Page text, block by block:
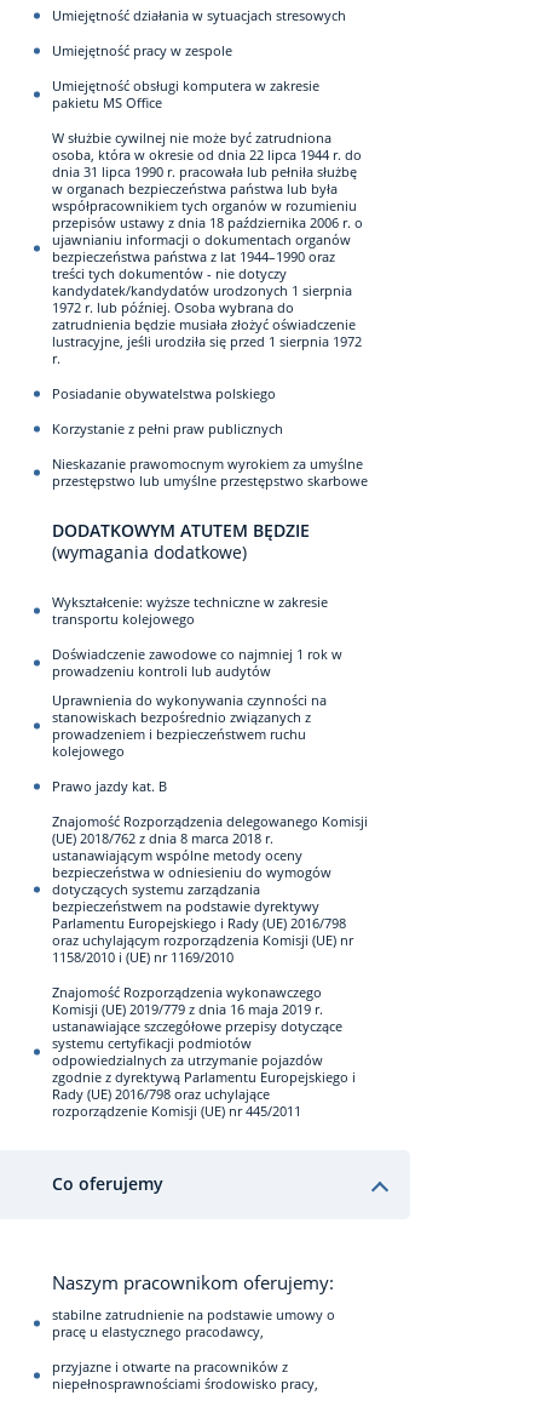
Umiejętność działania w sytuacjach stresowych
Umiejętność pracy w zespole
Umiejętność obsługi komputera w zakresie
pakietu MS Office
W służbie cywilnej nie może być zatrudniona
osoba, która w okresie od dnia 22 lipca 1944 r. do
dnia 31 lipca 1990 r. pracowała lub pełniła służbę
w organach bezpieczeństwa państwa lub była
współpracownikiem tych organów w rozumieniu
przepisów ustawy z dnia 18 października 2006 r. o
ujawnianiu informacji o dokumentach organów
bezpieczeństwa państwa z lat 1944–1990 oraz
treści tych dokumentów - nie dotyczy
kandydatek/kandydatów urodzonych 1 sierpnia
1972 r. lub później. Osoba wybrana do
zatrudnienia będzie musiała złożyć oświadczenie
lustracyjne, jeśli urodziła się przed 1 sierpnia 1972
r.
Posiadanie obywatelstwa polskiego
Korzystanie z pełni praw publicznych
Nieskazanie prawomocnym wyrokiem za umyślne
przestępstwo lub umyślne przestępstwo skarbowe
DODATKOWYM ATUTEM BĘDZIE
(wymagania dodatkowe)
Wykształcenie: wyższe techniczne w zakresie
transportu kolejowego
Doświadczenie zawodowe co najmniej 1 rok w
prowadzeniu kontroli lub audytów
Uprawnienia do wykonywania czynności na
stanowiskach bezpośrednio związanych z
prowadzeniem i bezpieczeństwem ruchu
kolejowego
Prawo jazdy kat. B
Znajomość Rozporządzenia delegowanego Komisji
(UE) 2018/762 z dnia 8 marca 2018 r.
ustanawiającym wspólne metody oceny
bezpieczeństwa w odniesieniu do wymogów
dotyczących systemu zarządzania
bezpieczeństwem na podstawie dyrektywy
Parlamentu Europejskiego i Rady (UE) 2016/798
oraz uchylającym rozporządzenia Komisji (UE) nr
1158/2010 i (UE) nr 1169/2010
Znajomość Rozporządzenia wykonawczego
Komisji (UE) 2019/779 z dnia 16 maja 2019 r.
ustanawiające szczegółowe przepisy dotyczące
systemu certyfikacji podmiotów
odpowiedzialnych za utrzymanie pojazdów
zgodnie z dyrektywą Parlamentu Europejskiego i
Rady (UE) 2016/798 oraz uchylające
rozporządzenie Komisji (UE) nr 445/2011
Co oferujemy
Naszym pracownikom oferujemy:
stabilne zatrudnienie na podstawie umowy o
pracę u elastycznego pracodawcy,
przyjazne i otwarte na pracowników z
niepełnosprawnościami środowisko pracy,